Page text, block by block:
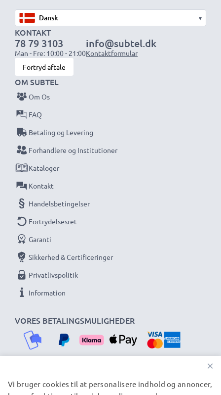
▾
KONTAKT
78 79 3103
Man - Fre: 10:00 - 21:00
info@subtel.dk
Kontaktformular
Fortryd aftale
VORES BETALINGSMULIGHEDER
OM SUBTEL
Om Os
FAQ
Betaling og Levering
Forhandlere og Institutioner
Kataloger
Kontakt
Handelsbetingelser
Fortrydelsesret
Garanti
Sikkerhed & Certificeringer
Privatlivspolitik
Information
VORES FORSENDELSESPARTNERE
×
Vi bruger cookies til at personalisere indhold og annoncer,